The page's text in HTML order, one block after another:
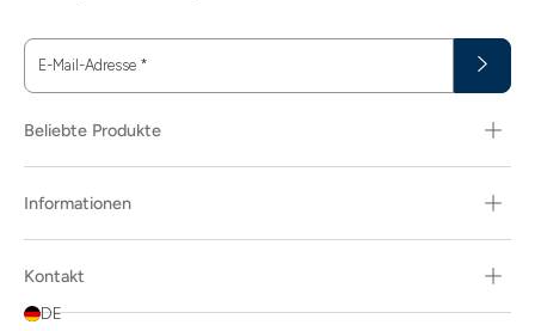
3.66
30
E-Mail-Adresse *
Beliebte Produkte
Informationen
Kontakt
DE